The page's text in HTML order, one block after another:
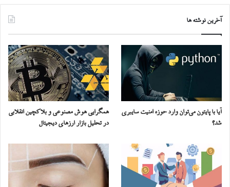
آخرین نوشته ها
آیا با پایتون می‌توان وارد حوزه امنیت سایبری
شد؟
همگرایی هوش مصنوعی و بلاکچین انقلابی
در تحلیل بازار ارزهای دیجیتال